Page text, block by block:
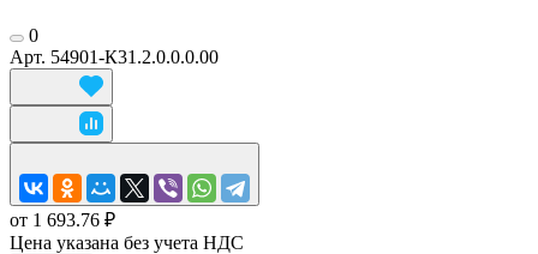
0
Арт. 54901-К31.2.0.0.0.00
от 1 693.76 ₽
Цена указана без учета НДС